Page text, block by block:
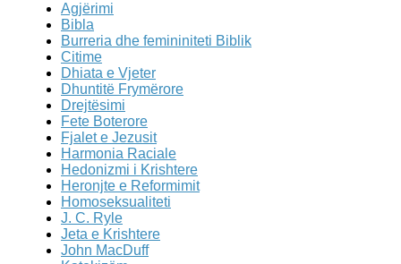
Agjërimi
Bibla
Burreria dhe femininiteti Biblik
Citime
Dhiata e Vjeter
Dhuntitë Frymërore
Drejtësimi
Fete Boterore
Fjalet e Jezusit
Harmonia Raciale
Hedonizmi i Krishtere
Heronjte e Reformimit
Homoseksualiteti
J. C. Ryle
Jeta e Krishtere
John MacDuff